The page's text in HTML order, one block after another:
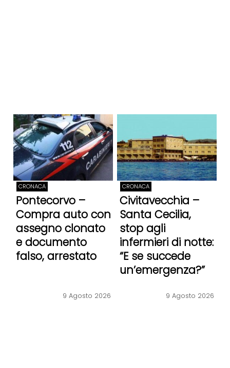
CRONACA
Pontecorvo –
Compra auto con
assegno clonato
e documento
falso, arrestato
9 Agosto 2026
CRONACA
Civitavecchia –
Santa Cecilia,
stop agli
infermieri di notte:
“E se succede
un’emergenza?”
9 Agosto 2026